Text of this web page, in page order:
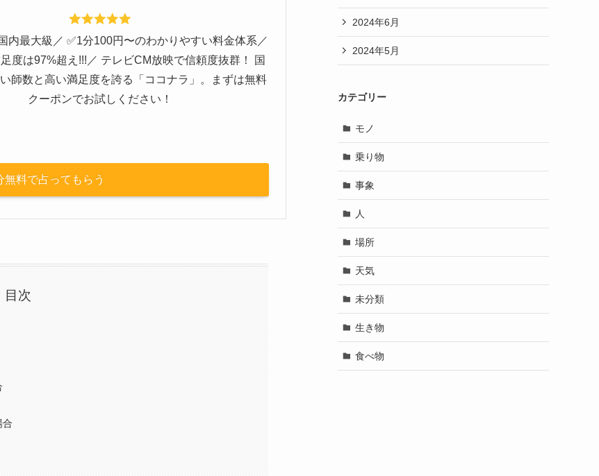
内最大級／ ✅️1分100円〜のわかりやすい料金体系／
度は97%超え!!!／ テレビCM放映で信頼度抜群！ 国
師数と高い満足度を誇る「ココナラ」。まずは無料
クーポンでお試しください！
料で占ってもらう
目次
合
2024年6月
2024年5月
カテゴリー
モノ
乗り物
事象
人
場所
天気
未分類
生き物
食べ物